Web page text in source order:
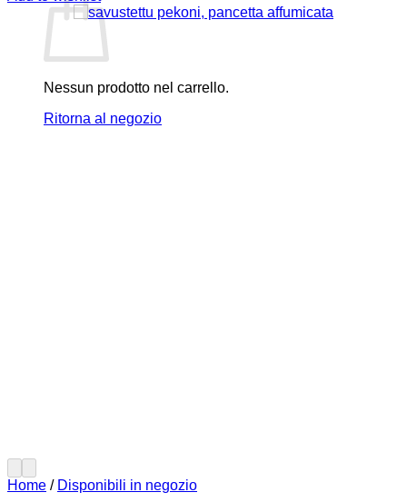
Nessun prodotto nel carrello.
Ritorna al negozio
Home / Disponibili in negozio